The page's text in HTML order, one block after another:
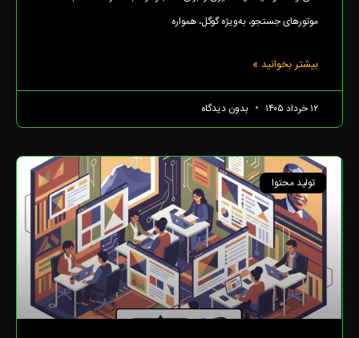
موتورهای جستجو، به‌ویژه گوگل، همواره
بیشتر بخوانید »
۱۲ خرداد ۱۴۰۵ بدون دیدگاه
تولید محتوا